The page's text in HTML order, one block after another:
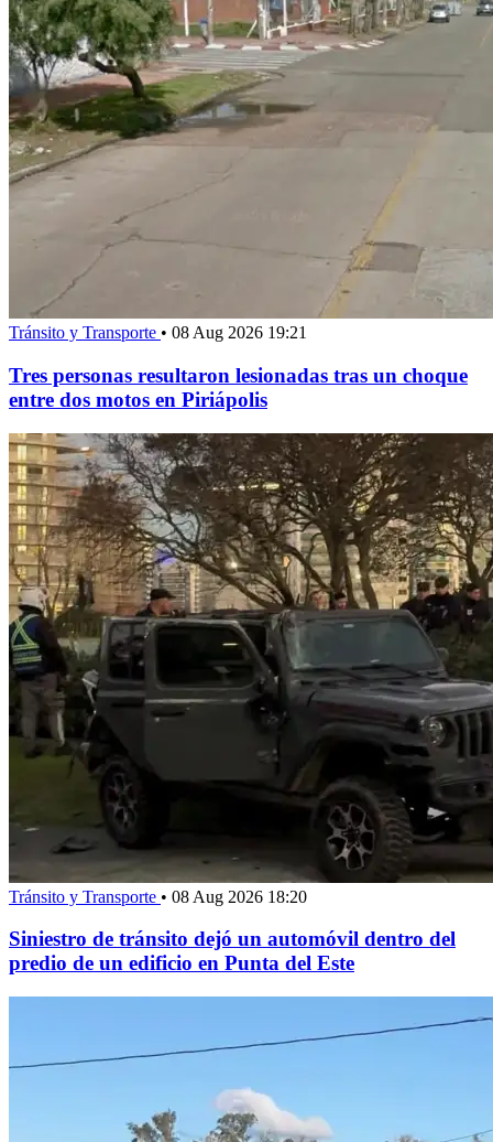
Tránsito y Transporte • 08 Aug 2026 19:21
Tres personas resultaron lesionadas tras un choque
entre dos motos en Piriápolis
Tránsito y Transporte • 08 Aug 2026 18:20
Siniestro de tránsito dejó un automóvil dentro del
predio de un edificio en Punta del Este